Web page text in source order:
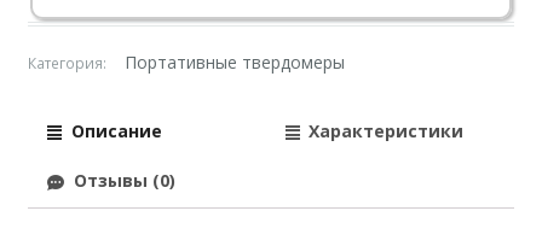
Категория: Портативные твердомеры
Описание Характеристики
Отзывы (0)